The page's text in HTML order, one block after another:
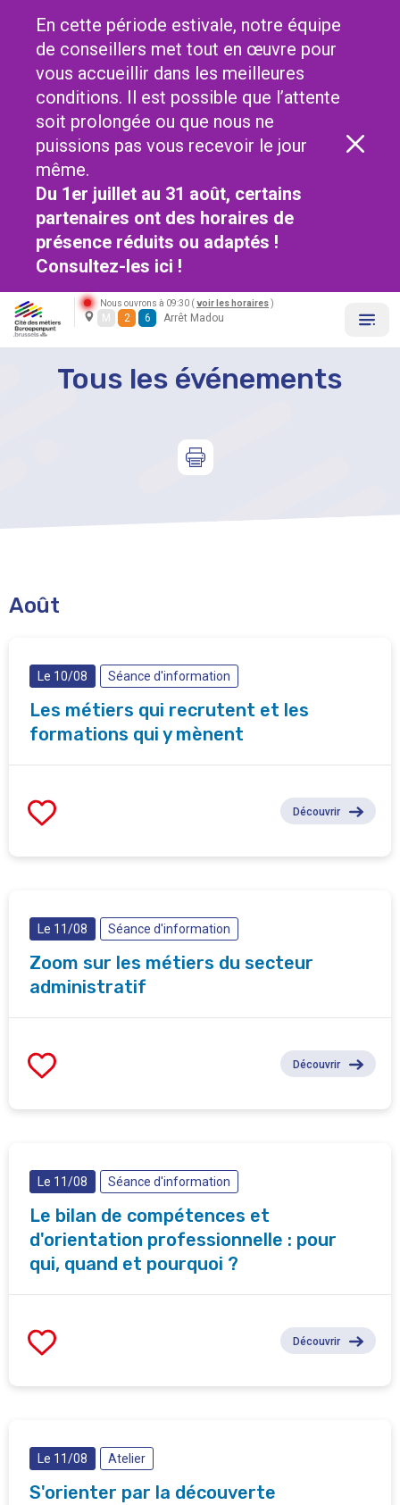
En cette période estivale, notre équipe
de conseillers met tout en œuvre pour
vous accueillir dans les meilleures
conditions. Il est possible que l’attente
soit prolongée ou que nous ne
puissions pas vous recevoir le jour
même.
Du 1er juillet au 31 août, certains
partenaires ont des horaires de
présence réduits ou adaptés !
Consultez-les ici !
Nous ouvrons à 09:30 ( voir les horaires )
M 2 6 Arrêt Madou
Tous les événements
Août
Le 10/08 Séance d'information
Les métiers qui recrutent et les
formations qui y mènent
Découvrir
Le 11/08 Séance d'information
Zoom sur les métiers du secteur
administratif
Découvrir
Le 11/08 Séance d'information
Le bilan de compétences et
d'orientation professionnelle : pour
qui, quand et pourquoi ?
Découvrir
Le 11/08 Atelier
S'orienter par la découverte